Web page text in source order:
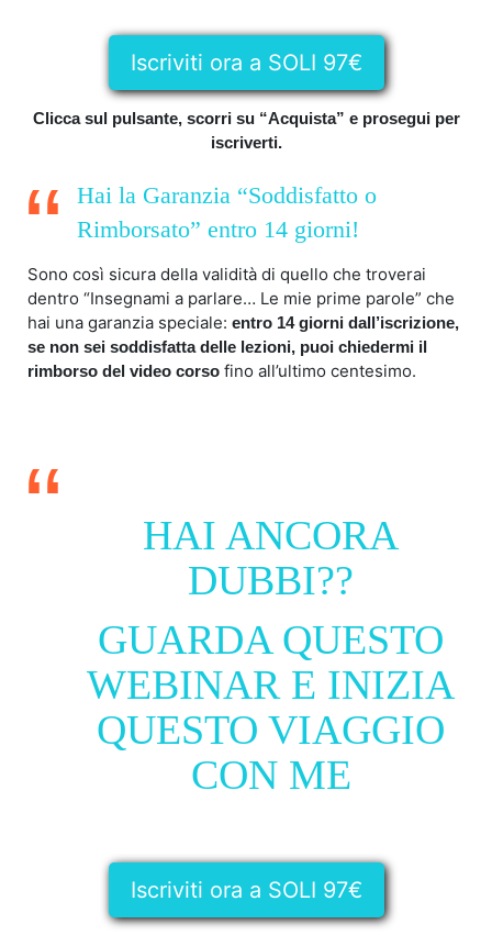
Iscriviti ora a SOLI 97€
Clicca sul pulsante, scorri su “Acquista” e prosegui per
iscriverti.
Hai la Garanzia “Soddisfatto o
Rimborsato” entro 14 giorni!
Sono così sicura della validità di quello che troverai
dentro “Insegnami a parlare… Le mie prime parole” che
hai una garanzia speciale: entro 14 giorni dall’iscrizione,
se non sei soddisfatta delle lezioni, puoi chiedermi il
rimborso del video corso fino all’ultimo centesimo.
HAI ANCORA
DUBBI??
GUARDA QUESTO
WEBINAR E INIZIA
QUESTO VIAGGIO
CON ME
Iscriviti ora a SOLI 97€